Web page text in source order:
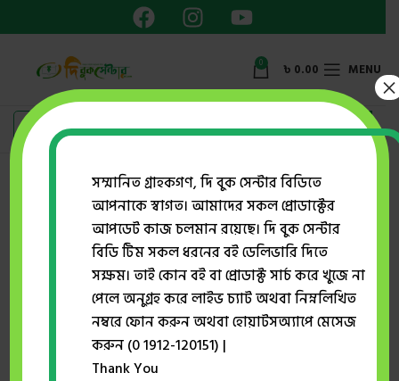
0 ৳ 0.00 MENU
Showing all 10 results
Show sidebar
-2%
সম্মানিত গ্রাহকগণ, দি বুক সেন্টার বিডিতে
আপনাকে স্বাগত। আমাদের সকল প্রোডাক্টের
আপডেট কাজ চলমান রয়েছে। দি বুক সেন্টার
বিডি টিম সকল ধরনের বই ডেলিভারি দিতে
সক্ষম। তাই কোন বই বা প্রোডাক্ট সার্চ করে খুজে না
পেলে অনুগ্রহ করে লাইভ চ্যাট অথবা নিম্নলিখিত
নম্বরে ফোন করুন অথবা হোয়াটসঅ্যাপে মেসেজ
করুন (0 1912-120151) |
Thank You
×